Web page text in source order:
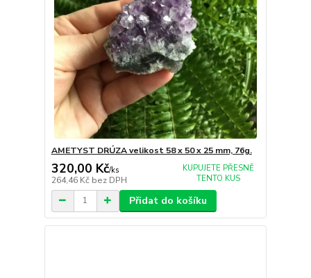
AMETYST DRÚZA velikost 58 x 50 x 25 mm, 76g.
320,00 Kč/ks
264,46 Kč bez DPH
KUPUJETE PŘESNĚ
TENTO KUS
Přidat do košíku